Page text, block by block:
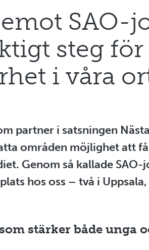
SAO-
steg för
i våra
partner i satsningen
områden möjlighet att
Genom så kallade
hos oss – två i
stärker både unga